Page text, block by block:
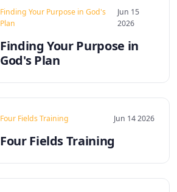
Finding Your Purpose in God's
Plan
Jun 15
2026
Finding Your Purpose in
God's Plan
Four Fields Training Jun 14 2026
Four Fields Training